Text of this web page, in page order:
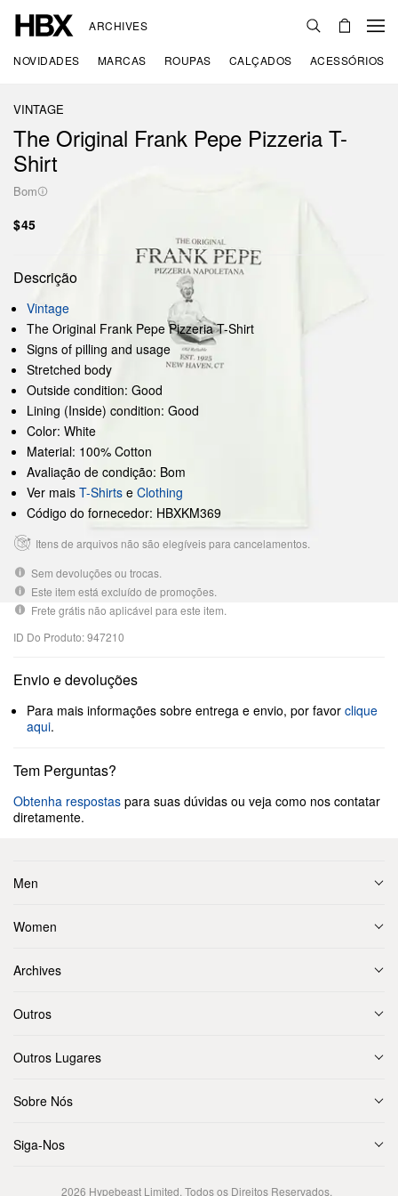
ARCHIVES
NOVIDADES MARCAS ROUPAS CALÇADOS ACESSÓRIOS
VINTAGE
The Original Frank Pepe Pizzeria T-
Shirt
Bom
$45
Descrição
Vintage
The Original Frank Pepe Pizzeria T-Shirt
Signs of pilling and usage
Stretched body
Outside condition: Good
Lining (Inside) condition: Good
Color: White
Material: 100% Cotton
Avaliação de condição: Bom
Ver mais T-Shirts e Clothing
Código do fornecedor: HBXKM369
Itens de arquivos não são elegíveis para cancelamentos.
Sem devoluções ou trocas.
Este item está excluído de promoções.
Frete grátis não aplicável para este item.
ID Do Produto: 947210
Envio e devoluções
Para mais informações sobre entrega e envio, por favor clique
aqui.
Tem Perguntas?
Obtenha respostas para suas dúvidas ou veja como nos contatar
diretamente.
Men
Women
Archives
Outros
Outros Lugares
Sobre Nós
Siga-Nos
2026 Hypebeast Limited. Todos os Direitos Reservados.